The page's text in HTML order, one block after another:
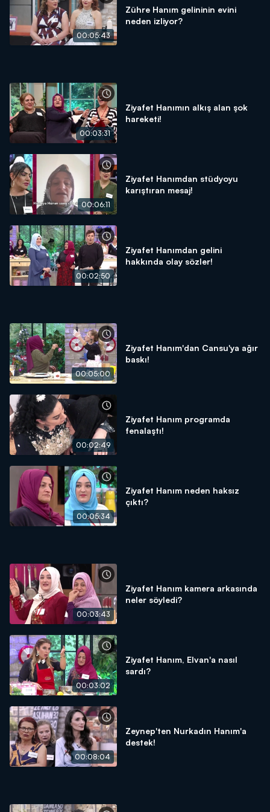
00:05:43
Zühre Hanım gelininin evini
neden izliyor?
00:03:31
Ziyafet Hanımın alkış alan şok
hareketi!
00:06:11
Ziyafet Hanımdan stüdyoyu
karıştıran mesaj!
00:02:50
Ziyafet Hanımdan gelini
hakkında olay sözler!
00:05:00
Ziyafet Hanım'dan Cansu'ya ağır
baskı!
00:02:49
Ziyafet Hanım programda
fenalaştı!
00:05:34
Ziyafet Hanım neden haksız
çıktı?
00:03:43
Ziyafet Hanım kamera arkasında
neler söyledi?
00:03:02
Ziyafet Hanım, Elvan'a nasıl
sardı?
00:08:04
Zeynep'ten Nurkadın Hanım'a
destek!